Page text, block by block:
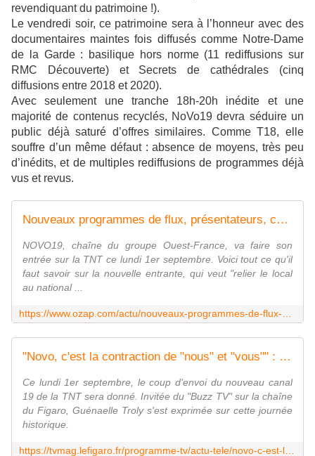
revendiquant du patrimoine !).
Le vendredi soir, ce patrimoine sera à l’honneur avec des
documentaires maintes fois diffusés comme Notre-Dame
de la Garde : basilique hors norme (11 rediffusions sur
RMC Découverte) et Secrets de cathédrales (cinq
diffusions entre 2018 et 2020).
Avec seulement une tranche 18h-20h inédite et une
majorité de contenus recyclés, NoVo19 devra séduire un
public déjà saturé d’offres similaires. Comme T18, elle
souffre d’un même défaut : absence de moyens, très peu
d’inédits, et de multiples rediffusions de programmes déjà
vus et revus.
Nouveaux programmes de flux, présentateurs, chroniqueurs... Découvrez ce que vous réserve NOVO19, qui arrive sur la TNT ce lundi
NOVO19, chaîne du groupe Ouest-France, va faire son
entrée sur la TNT ce lundi 1er septembre. Voici tout ce qu'il
faut savoir sur la nouvelle entrante, qui veut "relier le local
au national ...
"Novo, c'est la contraction de "nous" et "vous"" : la patronne de NOVO19 présente la nouvelle chaîne de la TNT
Ce lundi 1er septembre, le coup d'envoi du nouveau canal
19 de la TNT sera donné. Invitée du "Buzz TV" sur la chaîne
du Figaro, Guénaelle Troly s'est exprimée sur cette journée
historique.